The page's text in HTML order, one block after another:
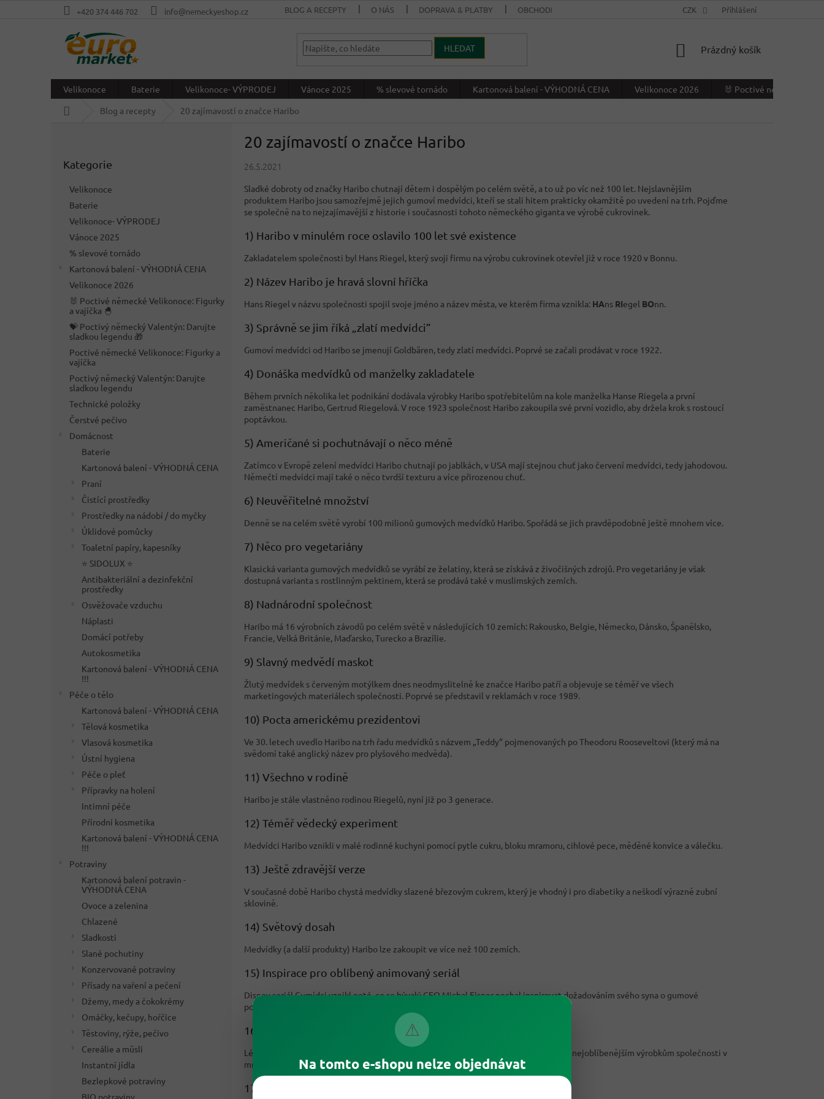
⚠
Na tomto e-shopu nelze objednávat
+420 374 446 702 info@nemeckyeshop.cz BLOG A RECEPTY O NÁS DOPRAVA & PLATBY OBCHODNÍ PODMÍNKY VÝDEJNÍ MÍSTO
CZK Přihlášení
HLEDAT
NÁKUPNÍ
Prázdný košík
Velikonoce Baterie Velikonoce- VÝPRODEJ Vánoce 2025 % slevové tornádo Kartonová balení - VÝHODNÁ CENA Velikonoce 2026
🐰 Poctivé německé
Blog a recepty 20 zajímavostí o značce Haribo
kategorie
Kategorie
Velikonoce
Baterie
Velikonoce- VÝPRODEJ
Vánoce 2025
% slevové tornádo
Kartonová balení - VÝHODNÁ CENA
Velikonoce 2026
🐰 Poctivé německé Velikonoce: Figurky
a vajíčka 🐣
💝 Poctivý německý Valentýn: Darujte
sladkou legendu 🎁
Poctivé německé Velikonoce: Figurky a
vajíčka
Poctivý německý Valentýn: Darujte
sladkou legendu
Technické položky
Čerstvé pečivo
Domácnost
Baterie
Kartonová balení - VÝHODNÁ CENA
Praní
Čistící prostředky
Prostředky na nádobí / do myčky
Úklidové pomůcky
Toaletní papíry, kapesníky
⭐ SIDOLUX ⭐
Antibakteriální a dezinfekční
prostředky
Osvěžovače vzduchu
Náplasti
Domácí potřeby
Autokosmetika
Kartonová balení - VÝHODNÁ CENA
!!!
Péče o tělo
Kartonová balení - VÝHODNÁ CENA
Tělová kosmetika
Vlasová kosmetika
Ústní hygiena
Péče o pleť
Přípravky na holení
Intimní péče
Přírodní kosmetika
Kartonová balení - VÝHODNÁ CENA
!!!
Potraviny
Kartonová balení potravin -
VÝHODNÁ CENA
Ovoce a zelenina
Chlazené
Sladkosti
Slané pochutiny
Konzervované potraviny
Přísady na vaření a pečení
Džemy, medy a čokokrémy
Omáčky, kečupy, hořčice
Těstoviny, rýže, pečivo
Cereálie a müsli
Instantní jídla
Bezlepkové potraviny
BIO potraviny
20 zajímavostí o značce Haribo
26.5.2021
Sladké dobroty od značky Haribo chutnají dětem i dospělým po celém světě, a to už po víc než 100 let. Nejslavnějším
produktem Haribo jsou samozřejmě jejich gumoví medvídci, kteří se stali hitem prakticky okamžitě po uvedení na trh. Pojďme
se společně na to nejzajímavější z historie i současnosti tohoto německého giganta ve výrobě cukrovinek.
1) Haribo v minulém roce oslavilo 100 let své existence
Zakladatelem společnosti byl Hans Riegel, který svoji firmu na výrobu cukrovinek otevřel již v roce 1920 v Bonnu.
2) Název Haribo je hravá slovní hříčka
Hans Riegel v názvu společnosti spojil svoje jméno a název města, ve kterém firma vznikla: HAns RIegel BOnn.
3) Správně se jim říká „zlatí medvídci”
Gumoví medvídci od Haribo se jmenují Goldbären, tedy zlatí medvídci. Poprvé se začali prodávat v roce 1922.
4) Donáška medvídků od manželky zakladatele
Během prvních několika let podnikání dodávala výrobky Haribo spotřebitelům na kole manželka Hanse Riegela a první
zaměstnanec Haribo, Gertrud Riegelová. V roce 1923 společnost Haribo zakoupila své první vozidlo, aby držela krok s rostoucí
poptávkou.
5) Američané si pochutnávají o něco méně
Zatímco v Evropě zelení medvídci Haribo chutnají po jablkách, v USA mají stejnou chuť jako červení medvídci, tedy jahodovou.
Němečtí medvídci mají také o něco tvrdší texturu a více přirozenou chuť.
6) Neuvěřitelné množství
Denně se na celém světě vyrobí 100 milionů gumových medvídků Haribo. Spořádá se jich pravděpodobně ještě mnohem více.
7) Něco pro vegetariány
Klasická varianta gumových medvídků se vyrábí ze želatiny, která se získává z živočišných zdrojů. Pro vegetariány je však
dostupná varianta s rostlinným pektinem, která se prodává také v muslimských zemích.
8) Nadnárodní společnost
Haribo má 16 výrobních závodů po celém světě v následujících 10 zemích: Rakousko, Belgie, Německo, Dánsko, Španělsko,
Francie, Velká Británie, Maďarsko, Turecko a Brazílie.
9) Slavný medvědí maskot
Žlutý medvídek s červeným motýlkem dnes neodmyslitelně ke značce Haribo patří a objevuje se téměř ve všech
marketingových materiálech společnosti. Poprvé se představil v reklamách v roce 1989.
10) Pocta americkému prezidentovi
Ve 30. letech uvedlo Haribo na trh řadu medvídků s názvem „Teddy“ pojmenovaných po Theodoru Rooseveltovi (který má na
svědomí také anglický název pro plyšového medvěda).
11) Všechno v rodině
Haribo je stále vlastněno rodinou Riegelů, nyní již po 3 generace.
12) Téměř vědecký experiment
Medvídci Haribo vznikli v malé rodinné kuchyni pomocí pytle cukru, bloku mramoru, cihlové pece, měděné konvice a válečku.
13) Ještě zdravější verze
V současné době Haribo chystá medvídky slazené březovým cukrem, který je vhodný i pro diabetiky a neškodí výrazně zubní
sklovině.
14) Světový dosah
Medvídky (a další produkty) Haribo lze zakoupit ve více než 100 zemích.
15) Inspirace pro oblíbený animovaný seriál
Disney seriál Gumídci vznikl poté, co se bývalý CEO Michal Eisner nechal inspirovat dožadováním svého syna o gumové
pochoutky od Haribo.
16) Nejenom medvídci
Lékořicové produkty Haribo se v nabídce poprvé objevily v roce 1925 a dodnes patří k nejoblíbenějším výrobkům společnosti v
mnoha zemích.
17) Oblíbená pochoutka šokující celebrity